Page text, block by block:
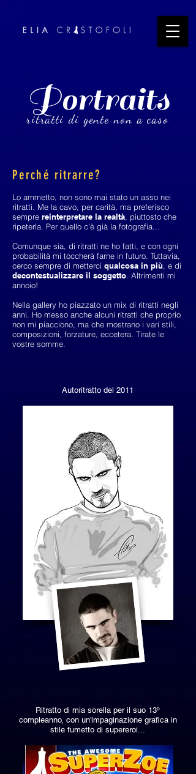
Portraits
ritratti di gente non a caso
Perché ritrarre?
Lo ammetto, non sono mai stato un asso nei
ritratti. Me la cavo, per carità, ma preferisco
sempre reinterpretare la realtà, piuttosto che
ripeterla. Per quello c'è già la fotografia...
Comunque sia, di ritratti ne ho fatti, e con ogni
probabilità mi toccherà farne in futuro. Tuttavia,
cerco sempre di metterci qualcosa in più, e di
decontestualizzare il soggetto. Altrimenti mi
annoio!
Nella gallery ho piazzato un mix di ritratti negli
anni. Ho messo anche alcuni ritratti che proprio
non mi piacciono, ma che mostrano i vari stili,
composizioni, forzature, eccetera. Tirate le
vostre somme.
Autoritratto del 2011
Ritratto di mia sorella per il suo 13º
compleanno, con un'impaginazione grafica in
stile fumetto di supereroi...